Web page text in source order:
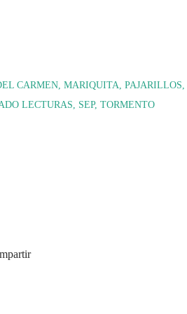
CARMEN MARIQUITA PAJARILLOS
LECTURAS SEP TORMENTO